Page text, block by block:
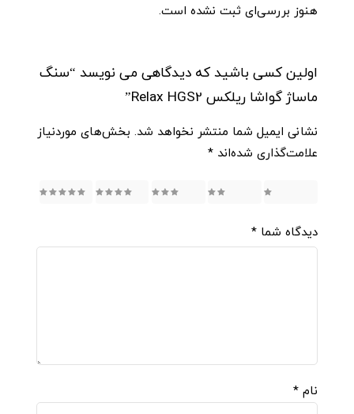
هنوز بررسی‌ای ثبت نشده است.
اولین کسی باشید که دیدگاهی می نویسد “سنگ
ماساژ گواشا ریلکس Relax HGS2”
نشانی ایمیل شما منتشر نخواهد شد. بخش‌های موردنیاز
علامت‌گذاری شده‌اند *
5
دیدگاه شما *
نام *